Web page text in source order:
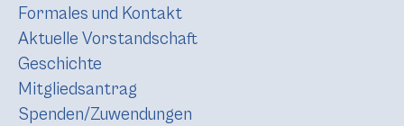
Formales und Kontakt
Aktuelle Vorstandschaft
Geschichte
Mitgliedsantrag
Spenden/Zuwendungen